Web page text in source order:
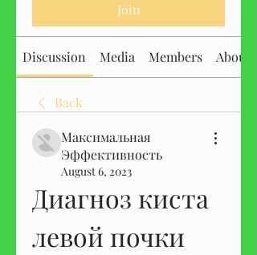
Join
Discussion Media Members About
Back
Максимальная
Эффективность
August 6, 2023
Диагноз киста
левой почки